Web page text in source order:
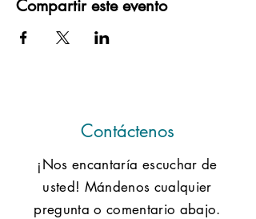
Compartir este evento
Contáctenos
¡Nos encantaría escuchar de
usted! Mándenos cualquier
pregunta o comentario abajo.